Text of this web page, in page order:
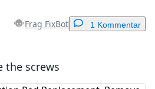
Frag FixBot 1 Kommentar
hinzufügen
the screws